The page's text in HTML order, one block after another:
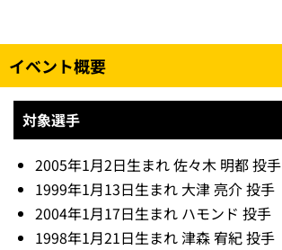
イベント概要
対象選手
2005年1月2日生まれ 佐々木 明都 投手
1999年1月13日生まれ 大津 亮介 投手
2004年1月17日生まれ ハモンド 投手
1998年1月21日生まれ 津森 宥紀 投手